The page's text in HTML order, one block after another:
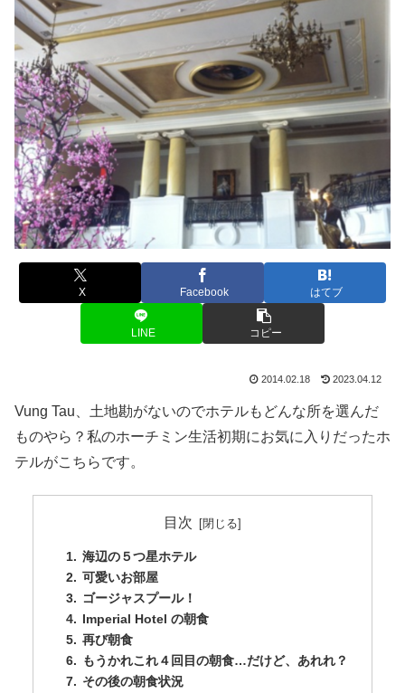
X Facebook はてブ
LINE コピー
2014.02.18 2023.04.12
Vung Tau、土地勘がないのでホテルもどんな所を選んだ
ものやら？私のホーチミン生活初期にお気に入りだったホ
テルがこちらです。
目次
海辺の５つ星ホテル
可愛いお部屋
ゴージャスプール！
Imperial Hotel の朝食
再び朝食
もうかれこれ４回目の朝食…だけど、あれれ？
その後の朝食状況